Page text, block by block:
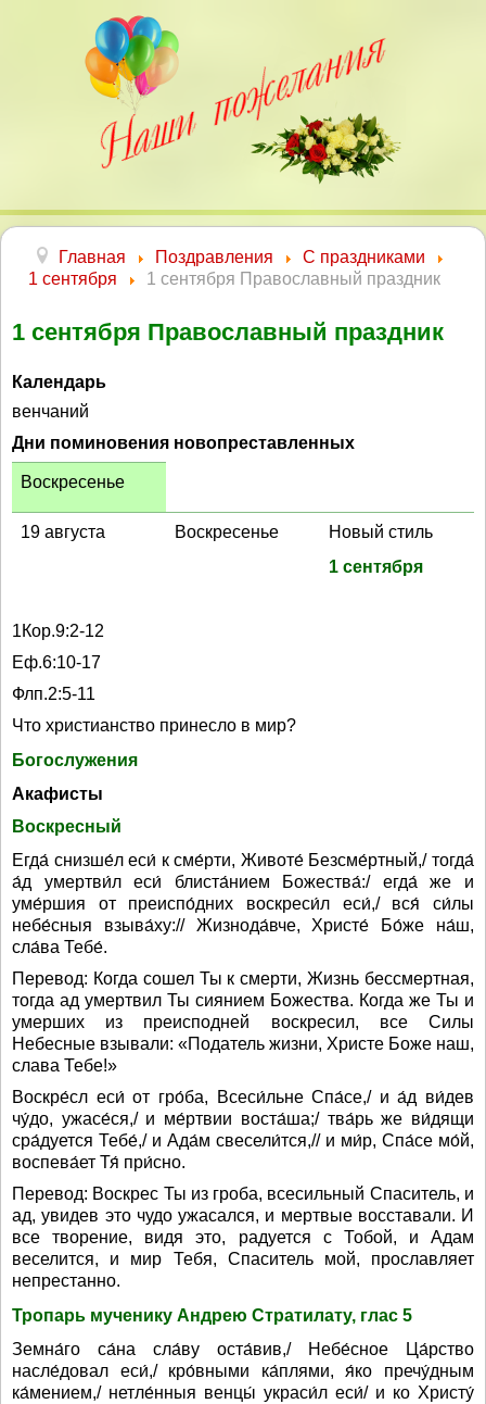
Главная Поздравления
С праздниками
1 сентября
1 сентября Православный праздник
1 сентября Православный праздник
Календарь
венчаний
Дни поминовения новопреставленных
Воскресенье
19 августа Воскресенье
Новый стиль
1 сентября
1Кор.9:2-12
Еф.6:10-17
Флп.2:5-11
Что христианство принесло в мир?
Богослужения
Акафисты
Воскресный
Егда́ снизше́л еси́ к сме́рти, Животе́ Безсме́ртный,/ тогда́
а́д умертви́л еси́ блиста́нием Божества́:/ егда́ же и
уме́ршия от преиспо́дних воскреси́л еси́,/ вся́ си́лы
небе́сныя взыва́ху:// Жизнода́вче, Христе́ Бо́же на́ш,
сла́ва Тебе́.
Перевод: Когда сошел Ты к смерти, Жизнь бессмертная,
тогда ад умертвил Ты сиянием Божества. Когда же Ты и
умерших из преисподней воскресил, все Силы
Небесные взывали: «Податель жизни, Христе Боже наш,
слава Тебе!»
Воскре́сл еси́ от гро́ба, Всеси́льне Спа́се,/ и а́д ви́дев
чу́до, ужасе́ся,/ и ме́ртвии воста́ша;/ тва́рь же ви́дящи
сра́дуется Тебе́,/ и Ада́м свесели́тся,// и ми́р, Спа́се мо́й,
воспева́ет Тя́ при́сно.
Перевод: Воскрес Ты из гроба, всесильный Спаситель, и
ад, увидев это чудо ужасался, и мертвые восставали. И
все творение, видя это, радуется с Тобой, и Адам
веселится, и мир Тебя, Спаситель мой, прославляет
непрестанно.
Тропарь мученику Андрею Стратилату, глас 5
Земна́го са́на сла́ву оста́вив,/ Небе́сное Ца́рство
насле́довал еси́,/ кро́вными ка́плями, я́ко пречу́дным
ка́мением,/ нетле́нныя венцы́ украси́л еси́/ и ко Христу́